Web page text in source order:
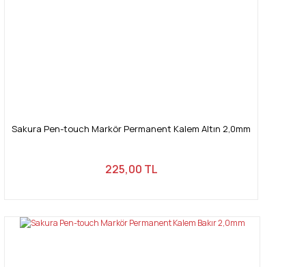
Sakura Pen-touch Markör Permanent Kalem Altın 2,0mm
225,00 TL